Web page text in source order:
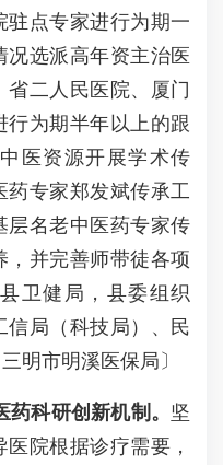
驻点专家进行为期一
选派高年资主治医
二人民医院、厦门
行为期半年以上的跟
医资源开展学术传
专家郑发斌传承工
层名老中医药专家传
并完善师带徒各项
卫健局，县委组织
局（科技局）、民
明市明溪医保局〕
科研创新机制。 坚
院根据诊疗需要，